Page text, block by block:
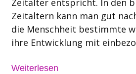
Zeitalter entspricht. In den
Zeitaltern kann man gut
die Menschheit bestimmte
ihre Entwicklung mit
Weiterlesen